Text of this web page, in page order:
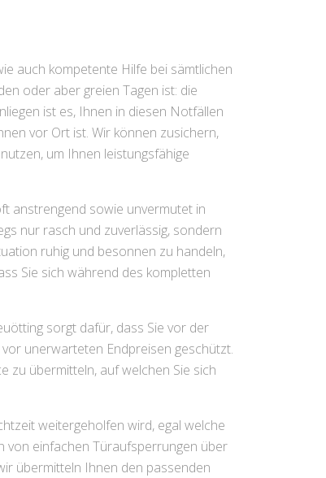
auch kompetente Hilfe bei sämtlichen
oder aber greien Tagen ist: die
ist es, Ihnen in diesen Notfällen
vor Ort ist. Wir können zusichern,
um Ihnen leistungsfähige
anstrengend sowie unvermutet in
nur rasch und zuverlässig, sondern
ruhig und besonnen zu handeln,
Sie sich während des kompletten
sorgt dafür, dass Sie vor der
unerwarteten Endpreisen geschützt.
zu übermitteln, auf welchen Sie sich
weitergeholfen wird, egal welche
von einfachen Türaufsperrungen über
übermitteln Ihnen den passenden